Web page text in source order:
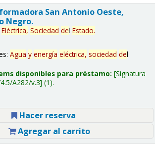
San Antonio Oeste,
Negro.
Eléctrica, Sociedad del Estado.
Agua y energía eléctrica, sociedad del
disponibles para préstamo: Signatura
A282/v.3 (1).
Hacer reserva
Agregar al carrito